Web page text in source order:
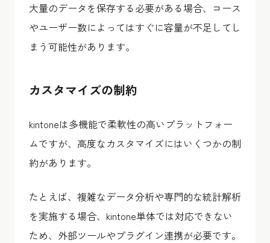
大量のデータを保存する必要がある場合、コース
やユーザー数によってはすぐに容量が不足してし
まう可能性があります。
カスタマイズの制約
kintoneは多機能で柔軟性の高いプラットフォー
ムですが、高度なカスタマイズにはいくつかの制
約があります。
たとえば、複雑なデータ分析や専門的な統計解析
を実施する場合、kintone単体では対応できない
ため、外部ツールやプラグイン連携が必要です。